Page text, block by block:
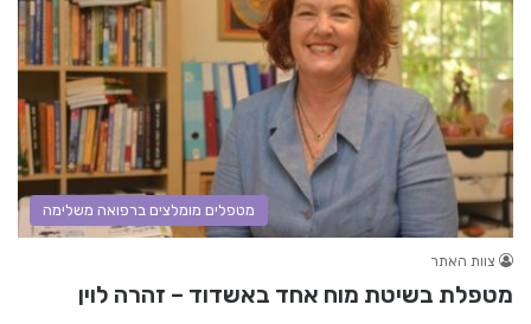
מטפלים מומלצים ברפואה משלימה
צוות האתר
מטפלת בשיטת מוח אחד באשדוד – זהרה לוין